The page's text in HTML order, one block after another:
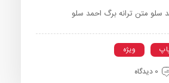
متن ترانه برگ احمد سلو
ویژه
0 دیدگاه